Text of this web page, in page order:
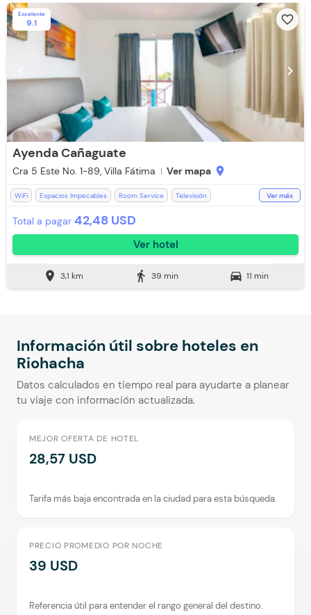
Excelente
9.1 favorite_border
chevron_right
Ayenda Cañaguate
Cra 5 Este No. 1-89, Villa Fátima Ver mapa location_on
WiFi Espacios Impecables Room Service
Televisión
Toallas de cuerpo
Ver más
Total a pagar 42,48 USD
Ver hotel
location_on 3,1 km directions_walk 39 min directions_car 11 min
Información útil sobre hoteles en
Riohacha
Datos calculados en tiempo real para ayudarte a planear
tu viaje con información actualizada.
MEJOR OFERTA DE HOTEL
28,57 USD
Tarifa más baja encontrada en la ciudad para esta búsqueda.
PRECIO PROMEDIO POR NOCHE
39 USD
Referencia útil para entender el rango general del destino.